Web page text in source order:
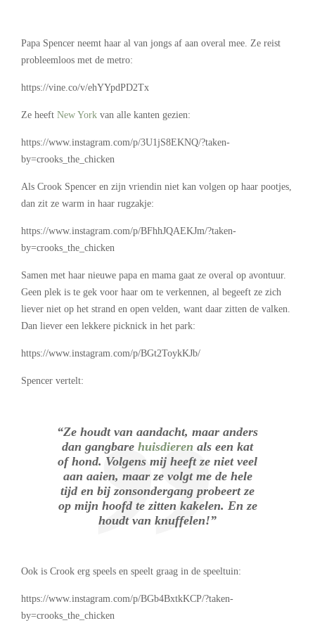
Papa Spencer neemt haar al van jongs af aan overal mee. Ze reist
probleemloos met de metro:
https://vine.co/v/ehYYpdPD2Tx
Ze heeft New York van alle kanten gezien:
https://www.instagram.com/p/3U1jS8EKNQ/?taken-
by=crooks_the_chicken
Als Crook Spencer en zijn vriendin niet kan volgen op haar pootjes,
dan zit ze warm in haar rugzakje:
https://www.instagram.com/p/BFhhJQAEKJm/?taken-
by=crooks_the_chicken
Samen met haar nieuwe papa en mama gaat ze overal op avontuur.
Geen plek is te gek voor haar om te verkennen, al begeeft ze zich
liever niet op het strand en open velden, want daar zitten de valken.
Dan liever een lekkere picknick in het park:
https://www.instagram.com/p/BGt2ToykKJb/
Spencer vertelt:
“Ze houdt van aandacht, maar anders
dan gangbare huisdieren als een kat
of hond. Volgens mij heeft ze niet veel
aan aaien, maar ze volgt me de hele
tijd en bij zonsondergang probeert ze
op mijn hoofd te zitten kakelen. En ze
houdt van knuffelen!”
Ook is Crook erg speels en speelt graag in de speeltuin:
https://www.instagram.com/p/BGb4BxtkKCP/?taken-
by=crooks_the_chicken